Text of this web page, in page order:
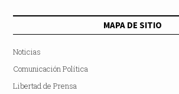
MAPA DE SITIO
Noticias
Comunicación Política
Libertad de Prensa